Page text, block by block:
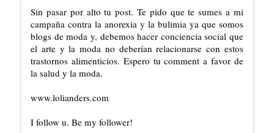
Sin pasar por alto tu post. Te pido que te sumes a mi
campaña contra la anorexia y la bulimia ya que somos
blogs de moda y, debemos hacer conciencia social que
el arte y la moda no deberían relacionarse con estos
trastornos alimenticios. Espero tu comment a favor de
la salud y la moda.
www.lolianders.com
I follow u. Be my follower!